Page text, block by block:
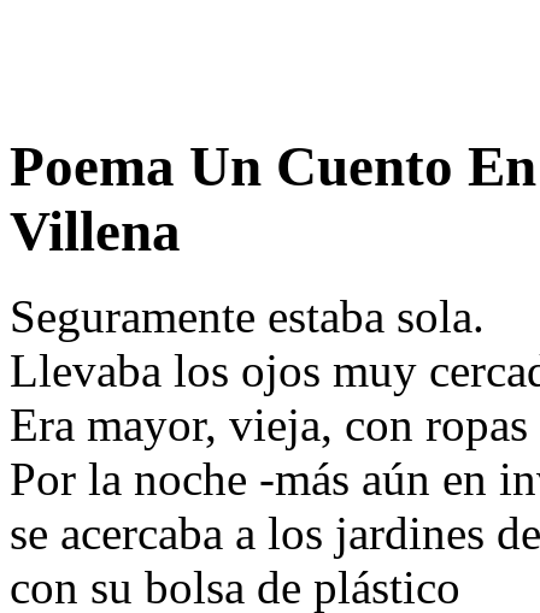
Poema Un Cuento
Villena
Seguramente estaba sola.
Llevaba los ojos muy
Era mayor, vieja, con ropas
Por la noche -más aún en
se acercaba a los jardines
con su bolsa de plástico